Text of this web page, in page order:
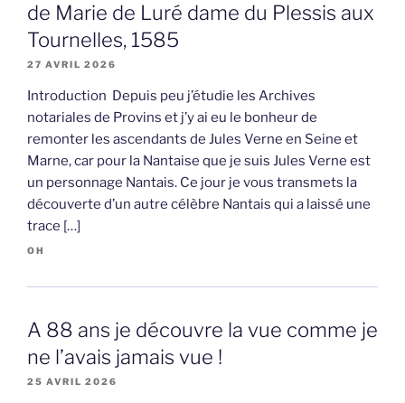
de Marie de Luré dame du Plessis aux
Tournelles, 1585
27 AVRIL 2026
Introduction Depuis peu j’étudie les Archives
notariales de Provins et j’y ai eu le bonheur de
remonter les ascendants de Jules Verne en Seine et
Marne, car pour la Nantaise que je suis Jules Verne est
un personnage Nantais. Ce jour je vous transmets la
découverte d’un autre célèbre Nantais qui a laissé une
trace […]
OH
A 88 ans je découvre la vue comme je
ne l’avais jamais vue !
25 AVRIL 2026